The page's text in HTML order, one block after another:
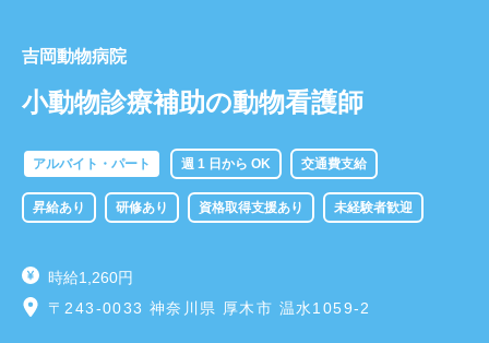
吉岡動物病院
小動物診療補助の動物看護師
アルバイト・パート 週 1 日から OK 交通費支給
昇給あり 研修あり 資格取得支援あり 未経験者歓迎
時給1,260円
〒243-0033 神奈川県 厚木市 温水1059-2